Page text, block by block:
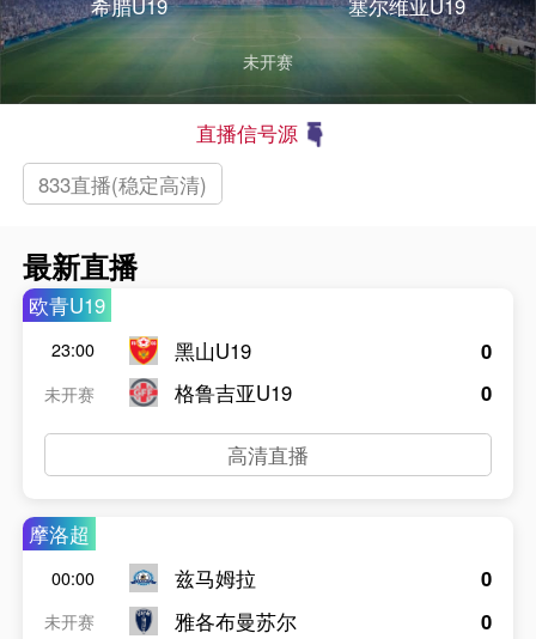
希腊U19 塞尔维亚U19
未开赛
直播信号源
833直播(稳定高清)
最新直播
欧青U19
23:00
未开赛
黑山U19
格鲁吉亚U19
0
0
高清直播
摩洛超
00:00
未开赛
兹马姆拉
雅各布曼苏尔
0
0